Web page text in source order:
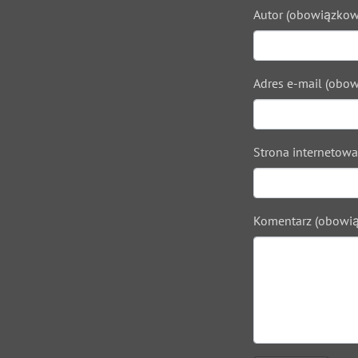
Autor
Adres e-mail
Strona
Komentarz